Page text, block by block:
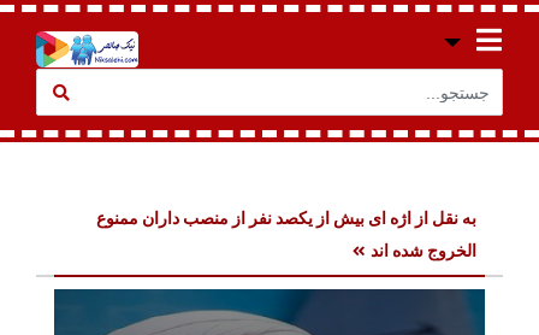
به نقل از اژه ای بیش از یکصد نفر از منصب داران ممنوع
الخروج شده اند